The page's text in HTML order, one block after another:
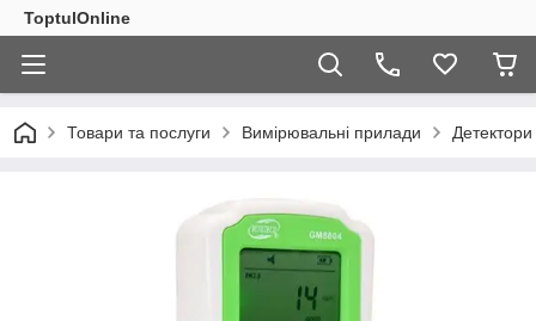
ToptulOnline
Товари та послуги Вимірювальні прилади Детектори